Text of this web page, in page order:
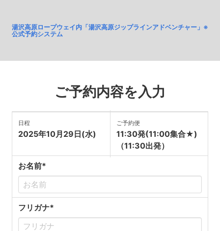
湯沢高原ロープウェイ内「湯沢高原ジップラインアドベンチャー」※
公式予約システム
ご予約内容を入力
日程
2025年10月29日(水)
ご予約便
11:30発(11:00集合★)
（11:30出発）
お名前*
フリガナ*